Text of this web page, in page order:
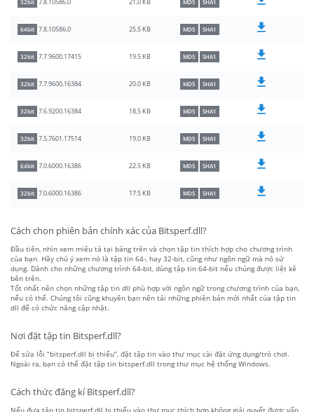
32bit 7.8.10586.0 21.0 KB MD5 SHA1
64bit 7.8.10586.0 25.5 KB MD5 SHA1
32bit 7.7.9600.17415 19.5 KB MD5 SHA1
32bit 7.7.9600.16384 20.0 KB MD5 SHA1
32bit 7.6.9200.16384 18.5 KB MD5 SHA1
32bit 7.5.7601.17514 19.0 KB MD5 SHA1
64bit 7.0.6000.16386 22.5 KB MD5 SHA1
32bit 7.0.6000.16386 17.5 KB MD5 SHA1
Cách chọn phiên bản chính xác của Bitsperf.dll?
Đầu tiên, nhìn xem miêu tả tại bảng trên và chọn tập tin thích hợp cho chương trình
của bạn. Hãy chú ý xem nó là tập tin 64-, hay 32-bit, cũng như ngôn ngữ mà nó sử
dụng. Dành cho những chương trình 64-bit, dùng tập tin 64-bit nếu chúng được liệt kê
bên trên.
Tốt nhất nên chọn những tập tin dll phù hợp với ngôn ngữ trong chương trình của bạn,
nếu có thể. Chúng tôi cũng khuyên bạn nên tải những phiên bản mới nhất của tập tin
dll để có chức năng cập nhật.
Nơi đặt tập tin Bitsperf.dll?
Để sửa lỗi “bitsperf.dll bị thiếu”, đặt tập tin vào thư mục cài đặt ứng dụng/trò chơi.
Ngoài ra, bạn có thể đặt tập tin bitsperf.dll trong thư mục hệ thống Windows.
Cách thức đăng kí Bitsperf.dll?
Nếu đưa tập tin bitsperf.dll bị thiếu vào thư mục thích hợp không giải quyết được vấn